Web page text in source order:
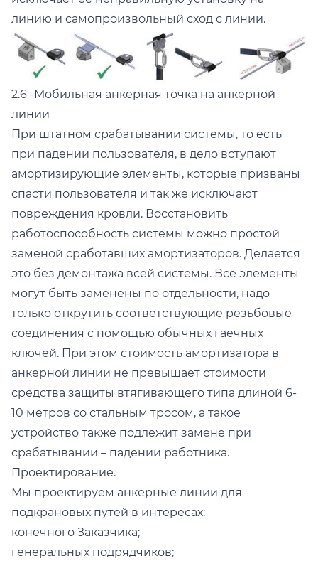
линию и самопроизвольный сход с линии.
2.6 -Мобильная анкерная точка на анкерной
линии
При штатном срабатывании системы, то есть
при падении пользователя, в дело вступают
амортизирующие элементы, которые призваны
спасти пользователя и так же исключают
повреждения кровли. Восстановить
работоспособность системы можно простой
заменой сработавших амортизаторов. Делается
это без демонтажа всей системы. Все элементы
могут быть заменены по отдельности, надо
только открутить соответствующие резьбовые
соединения с помощью обычных гаечных
ключей. При этом стоимость амортизатора в
анкерной линии не превышает стоимости
средства защиты втягивающего типа длиной 6-
10 метров со стальным тросом, а такое
устройство также подлежит замене при
срабатывании – падении работника.
Проектирование.
Мы проектируем анкерные линии для
подкрановых путей в интересах:
конечного Заказчика;
генеральных подрядчиков;